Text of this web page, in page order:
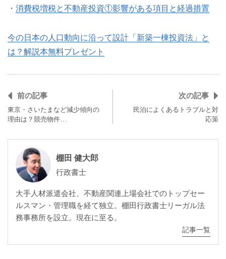
・ 消費税増税と不動産投資①影響がある項目と経過措置
今の日本の人口動向に沿って設計「新築一棟投資法」と
は？解説本無料プレゼント
前の記事
東京・さいたまなど減少傾向の
理由は？競売物件…
次の記事
民泊によくあるトラブルと対
応策
棚田 健大郎
行政書士
大手人材派遣会社、不動産関連上場会社でのトップセー
ルスマン・管理職を経て独立。棚田行政書士リーガル法
務事務所を設立。現在に至る。
記事一覧